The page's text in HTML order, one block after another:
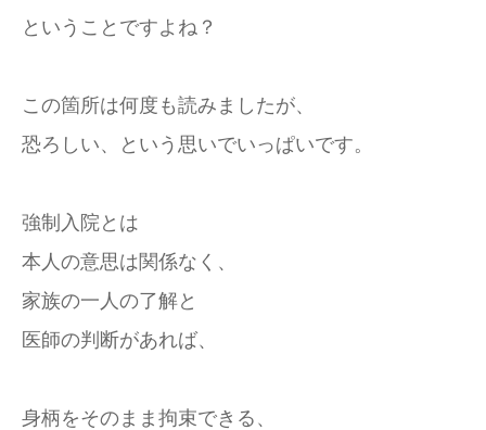
ということですよね？
この箇所は何度も読みましたが、
恐ろしい、という思いでいっぱいです。
強制入院とは
本人の意思は関係なく、
家族の一人の了解と
医師の判断があれば、
身柄をそのまま拘束できる、